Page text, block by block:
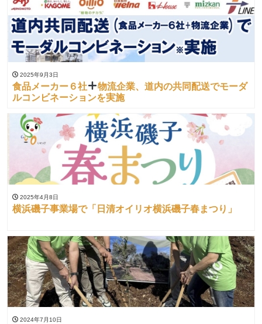
2025年9月3日
食品メーカー６社
物流企業、道内の共同配送でモーダ
ルコンビネーションを実施
2025年4月8日
横浜磯子事業場で「日清オイリオ横浜磯子春まつり」
2024年7月10日